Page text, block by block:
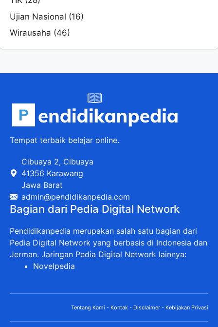
Ujian Nasional (16)
Wirausaha (46)
Tempat terbaik belajar online.
Cibuaya 2, Cibuaya
41356 Karawang
Jawa Barat
admin@pendidikanpedia.com
Bagian dari Pedia Digital Network
Pendidikanpedia merupakan salah satu bagian dari
Pedia Digital Network yang berbasis di Indonesia dan
Jerman. Jaringan Pedia Digital Network lainnya:
Novelpedia
Tentang Kami - Kontak - Disclaimer - Kebijakan Privasi